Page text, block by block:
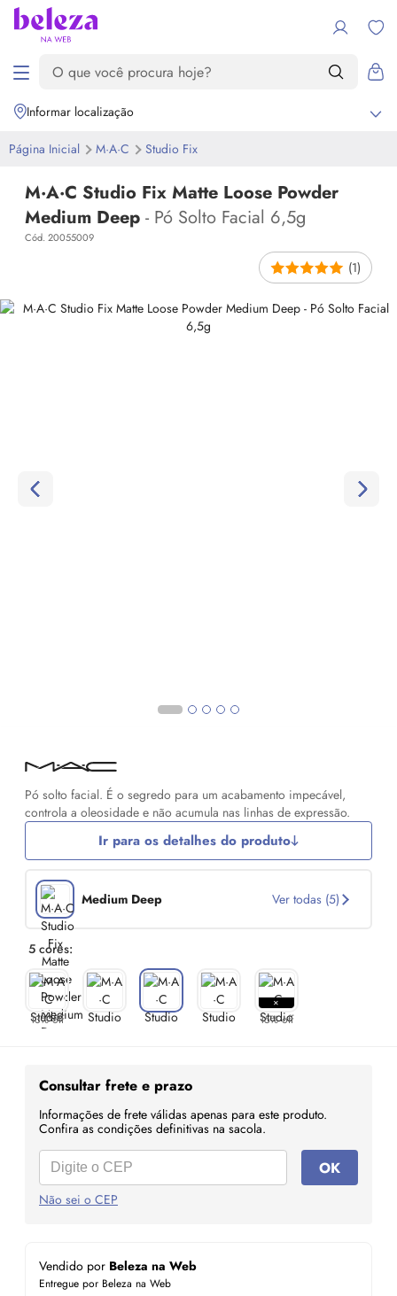
Informar localização
Página Inicial M·A·C Studio Fix
M·A·C Studio Fix Matte Loose Powder
Medium Deep - Pó Solto Facial 6,5g
Cód. 20055009
(1)
Pó solto facial. É o segredo para um acabamento impecável,
controla a oleosidade e não acumula nas linhas de expressão.
Ir para os detalhes do produto
Medium Deep Ver todas (5)
5 cores:
13% off 15% off
Consultar frete e prazo
Informações de frete válidas apenas para este produto.
Confira as condições definitivas na sacola.
OK
Não sei o CEP
Vendido por Beleza na Web
Entregue por Beleza na Web